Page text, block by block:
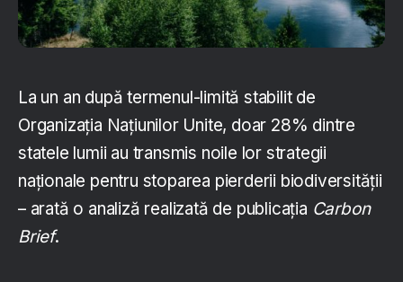
La un an după termenul-limită stabilit de
Organizația Națiunilor Unite, doar 28% dintre
statele lumii au transmis noile lor strategii
naționale pentru stoparea pierderii biodiversității
– arată o analiză realizată de publicația Carbon
Brief.